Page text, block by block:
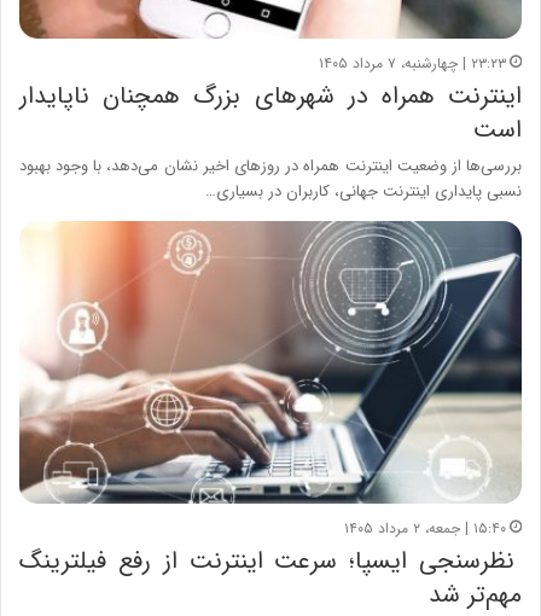
۲۳:۲۳ | چهارشنبه، ۷ مرداد ۱۴۰۵
اینترنت همراه در شهرهای بزرگ همچنان ناپایدار
است
بررسی‌ها از وضعیت اینترنت همراه در روزهای اخیر نشان می‌دهد، با وجود بهبود
نسبی پایداری اینترنت جهانی، کاربران در بسیاری…
۱۵:۴۰ | جمعه، ۲ مرداد ۱۴۰۵
نظرسنجی ایسپا؛ سرعت اینترنت از رفع فیلترینگ
مهم‌تر شد